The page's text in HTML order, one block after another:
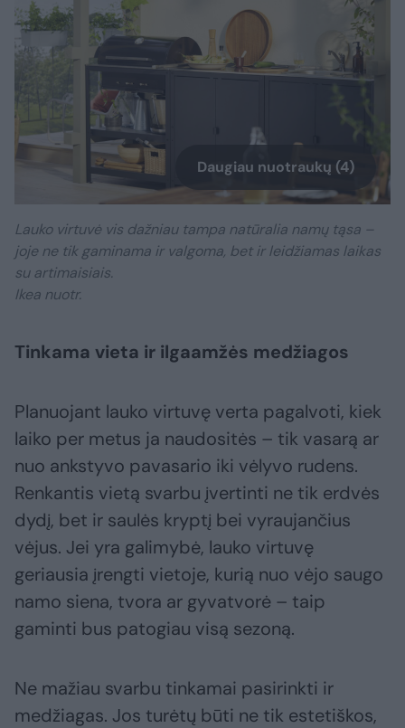
Daugiau nuotraukų (4)
Lauko virtuvė vis dažniau tampa natūralia namų tąsa –
joje ne tik gaminama ir valgoma, bet ir leidžiamas laikas
su artimaisiais.
Ikea nuotr.
Tinkama vieta ir ilgaamžės medžiagos
Planuojant lauko virtuvę verta pagalvoti, kiek
laiko per metus ja naudositės – tik vasarą ar
nuo ankstyvo pavasario iki vėlyvo rudens.
Renkantis vietą svarbu įvertinti ne tik erdvės
dydį, bet ir saulės kryptį bei vyraujančius
vėjus. Jei yra galimybė, lauko virtuvę
geriausia įrengti vietoje, kurią nuo vėjo saugo
namo siena, tvora ar gyvatvorė – taip
gaminti bus patogiau visą sezoną.
Ne mažiau svarbu tinkamai pasirinkti ir
medžiagas. Jos turėtų būti ne tik estetiškos,